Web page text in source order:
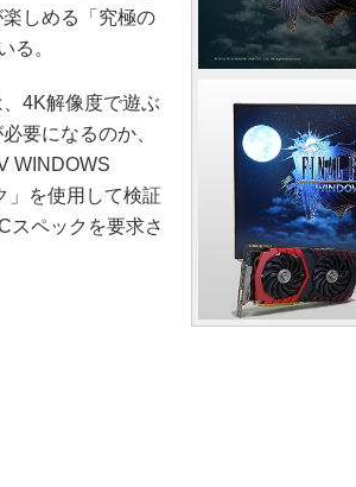
しめる「究極の
る。
、4K解像度で遊ぶ
要になるのか、
WINDOWS
」を使用して検証
スペックを要求さ